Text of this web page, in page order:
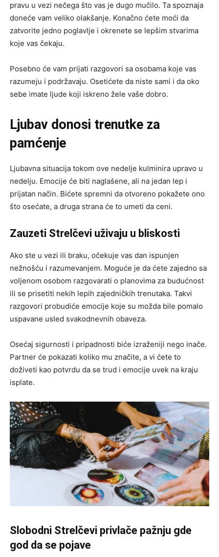
pravu u vezi nečega što vas je dugo mučilo. Ta spoznaja
doneće vam veliko olakšanje. Konačno ćete moći da
zatvorite jedno poglavlje i okrenete se lepšim stvarima
koje vas čekaju.
Posebno će vam prijati razgovori sa osobama koje vas
razumeju i podržavaju. Osetićete da niste sami i da oko
sebe imate ljude koji iskreno žele vaše dobro.
Ljubav donosi trenutke za
pamćenje
Ljubavna situacija tokom ove nedelje kulminira upravo u
nedelju. Emocije će biti naglašene, ali na jedan lep i
prijatan način. Bićete spremni da otvoreno pokažete ono
što osećate, a druga strana će to umeti da ceni.
Zauzeti Strelčevi uživaju u bliskosti
Ako ste u vezi ili braku, očekuje vas dan ispunjen
nežnošću i razumevanjem. Moguće je da ćete zajedno sa
voljenom osobom razgovarati o planovima za budućnost
ili se prisetiti nekih lepih zajedničkih trenutaka. Takvi
razgovori probudiće emocije koje su možda bile pomalo
uspavane usled svakodnevnih obaveza.
Osećaj sigurnosti i pripadnosti biće izraženiji nego inače.
Partner će pokazati koliko mu značite, a vi ćete to
doživeti kao potvrdu da se trud i emocije uvek na kraju
isplate.
Slobodni Strelčevi privlače pažnju gde
god da se pojave